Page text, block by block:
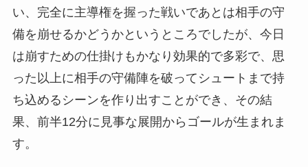
い、完全に主導権を握った戦いであとは相手の守
備を崩せるかどうかというところでしたが、今日
は崩すための仕掛けもかなり効果的で多彩で、思
った以上に相手の守備陣を破ってシュートまで持
ち込めるシーンを作り出すことができ、その結
果、前半12分に見事な展開からゴールが生まれま
す。